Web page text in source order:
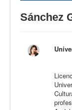
CertAcleB
Calidad
Artículos
Recursos
Observatorio
Sánchez